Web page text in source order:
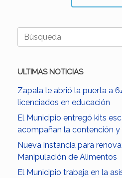
Buscar:
ULTIMAS NOTICIAS
Zapala le abrió la puerta a
licenciados en educación
El Municipio entregó kits
acompañan la contención
Nueva instancia para
Manipulación de Alimentos
El Municipio trabaja en la